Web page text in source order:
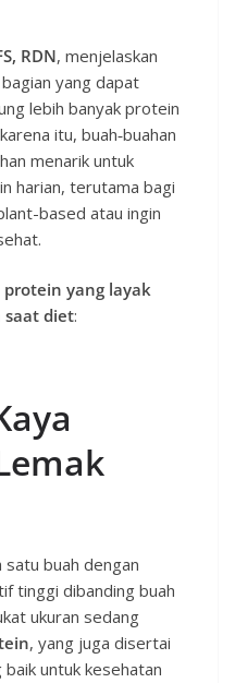
RDN, menjelaskan
yang dapat
lebih banyak protein
itu, buah‐buahan
menarik untuk
harian, terutama bagi
based atau ingin
yang layak
saat diet:
satu buah dengan
tinggi dibanding buah
ukuran sedang
, yang juga disertai
untuk kesehatan